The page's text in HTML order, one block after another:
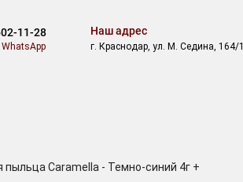
11-28 Наш адрес
г. Краснодар, ул. М. Седина, 164/1
пыльца Caramella - Темно-синий 4г +